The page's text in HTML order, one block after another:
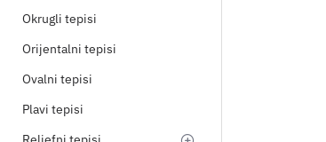
Okrugli tepisi
Orijentalni tepisi
Ovalni tepisi
Plavi tepisi